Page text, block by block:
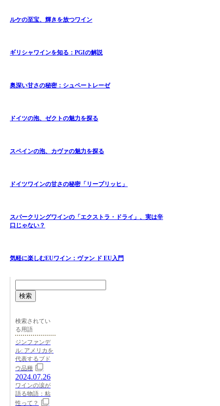
ルケの至宝、輝きを放つワイン
ギリシャワインを知る：PGIの解説
奥深い甘さの秘密：シュペートレーゼ
ドイツの泡、ゼクトの魅力を探る
スペインの泡、カヴァの魅力を探る
ドイツワインの甘さの秘密「リープリッヒ」
スパークリングワインの「エクストラ・ドライ」、実は辛
口じゃない？
気軽に楽しむEUワイン：ヴァン ド EU入門
検索
検索されてい
る用語
ジンファンデ
ル: アメリカを
代表するブド
ウ品種
2024.07.26
ワインの涙が
語る物語：粘
性って？